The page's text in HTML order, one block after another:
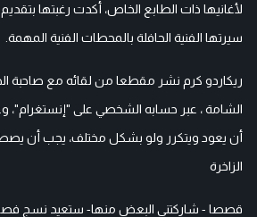
لأغانيها ذات الطابع الخاص، أكدت رغبتها
سيرتها الفنية الحافلة بالمحطات الفنية المهمة.
ريكاردو كرم نشر مقطعا من لقائه مع صاحبة
الشامة ، عبر حسابه الشخصي على "إنستغرام"،
أن يعود ويتكرر ولو بشكل مختلف، يجب أن
الزاخرة
قصصا - شاركتني البعض منها- ستعيد نسج